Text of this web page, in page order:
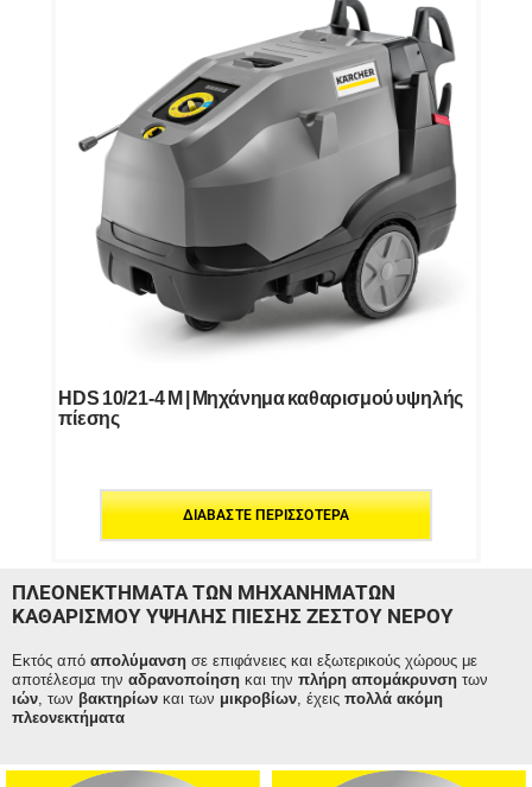
HDS 10/21-4 M | Μηχάνημα καθαρισμού υψηλής
πίεσης
ΔΙΑΒΆΣΤΕ ΠΕΡΙΣΣΌΤΕΡΑ
ΠΛΕΟΝΕΚΤΉΜΑΤΑ ΤΩΝ ΜΗΧΑΝΗΜΆΤΩΝ
ΚΑΘΑΡΙΣΜΟΎ ΥΨΗΛΉΣ ΠΊΕΣΗΣ ΖΕΣΤΟΎ ΝΕΡΟΎ
Εκτός από απολύμανση σε επιφάνειες και εξωτερικούς χώρους με
αποτέλεσμα την αδρανοποίηση και την πλήρη απομάκρυνση των
ιών , των βακτηρίων και των μικροβίων , έχεις πολλά ακόμη
πλεονεκτήματα